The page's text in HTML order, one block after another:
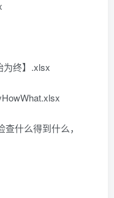
为终】.xlsx
什么得到什么，